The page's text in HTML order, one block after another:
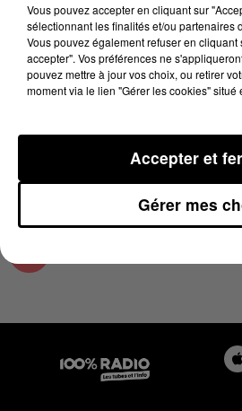
24 décembre 2024 - 3 min 59 sec
LES INFOS DU
07H30
Podcast infos du Comminges
Vous pouvez accepter en cliquant sur
sélectionnant les finalités et/ou partenaires
Vous pouvez également refuser en cliquant
accepter". Vos préférences ne
pouvez mettre à jour vos choix, ou retirer
moment via le lien "Gérer les cookies" situé
Gérer mes
Accepter et